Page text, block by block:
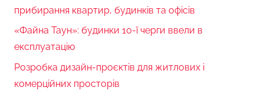
прибирання квартир, будинків та офісів
«Файна Таун»: будинки 10-ї черги ввели в
експлуатацію
Розробка дизайн-проєктів для житлових і
комерційних просторів